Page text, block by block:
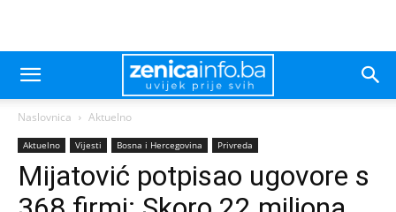
Naslovnica Aktuelno
Aktuelno Vijesti Bosna i Hercegovina Privreda
Mijatović potpisao ugovore s